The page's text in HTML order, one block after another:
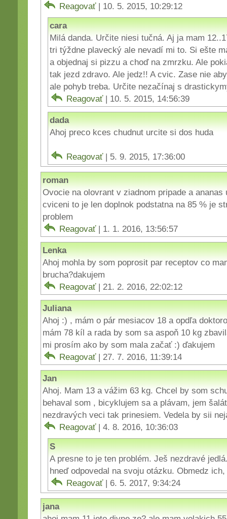
Reagovať | 10. 5. 2015, 10:29:12
cara
Milá danda. Určite niesi tučná. Aj ja mam
tri týždne plavecký ale nevadí mi to. Si ešte
a objednaj si pizzu a choď na zmrzku. Ale
tak jezd zdravo. Ale jedz!! A cvic. Zase nie
ale pohyb treba. Určite nezačínaj s
Reagovať | 10. 5. 2015, 14:56:39
dada
Ahoj preco kces chudnut urcite si dos huda
Reagovať | 5. 9. 2015, 17:36:00
roman
Ovocie na olovrant v ziadnom pripade a
cviceni to je len doplnok podstatna na 85 % je
problem
Reagovať | 1. 1. 2016, 13:56:57
Lenka
Ahoj mohla by som poprosit par receptov co
brucha?dakujem
Reagovať | 21. 2. 2016, 22:02:12
Juliana
Ahoj :) , mám o pár mesiacov 18 a opdľa
mám 78 kíl a rada by som sa aspoň 10 kg
mi prosím ako by som mala začať :) ďakujem
Reagovať | 27. 7. 2016, 11:39:14
Jan
Ahoj. Mam 13 a vážim 63 kg. Chcel by som
behaval som , bicyklujem sa a plávam, jem
nezdravých veci tak prinesiem. Vedela by sii
Reagovať | 4. 8. 2016, 10:36:03
S
A presne to je ten problém. Ješ nezdravé
hneď odpovedal na svoju otázku. Obmedz
Reagovať | 6. 5. 2017, 9:34:24
jana